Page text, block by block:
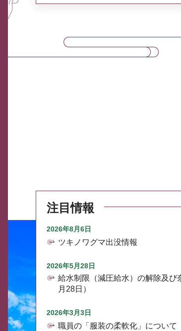
注目情報
2026年8月6日
ツキノワグマ出没情報
2026年5月28日
給水制限（減圧給水）の解除及
月28日）
2026年3月3日
職員の「服装の柔軟化」について